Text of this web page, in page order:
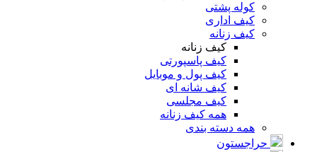
کوله پشتی
کیف اداری
کیف زنانه
کیف زنانه
کیف پاسپورتی
کیف پول و موبایل
کیف شانه ای
کیف مجلسی
همه کیف زنانه
همه دسته بندی
حراجستون